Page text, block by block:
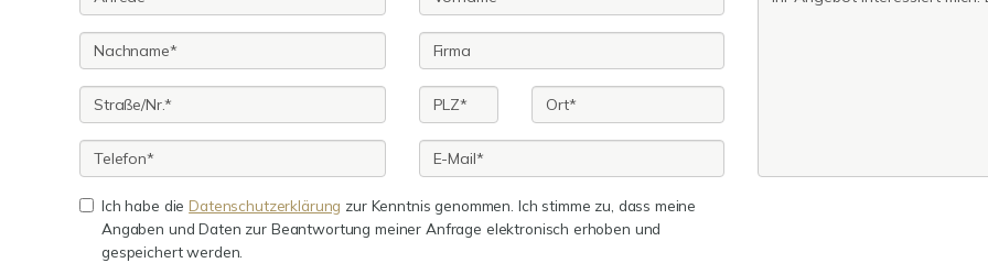
Ich habe die Datenschutzerklärung zur Kenntnis genommen. Ich stimme zu, dass meine
Angaben und Daten zur Beantwortung meiner Anfrage elektronisch erhoben und
gespeichert werden.